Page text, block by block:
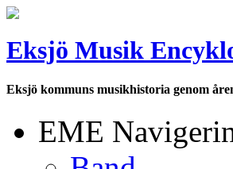
Eksjö Musik
Eksjö kommuns musikhistoria genom
EME